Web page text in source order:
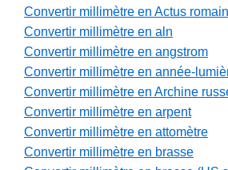
Convertir millimètre en Actus romain
Convertir millimètre en aln
Convertir millimètre en angstrom
Convertir millimètre en année-
Convertir millimètre en Archine
Convertir millimètre en arpent
Convertir millimètre en attomètre
Convertir millimètre en brasse